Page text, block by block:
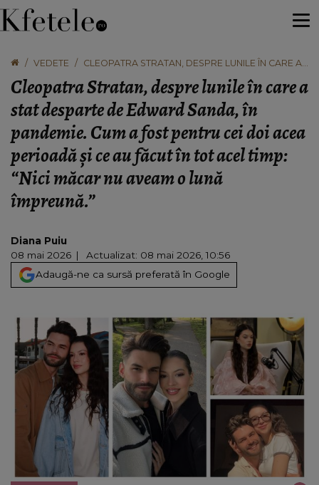
VEDETE
CLEOPATRA STRATAN, DESPRE LUNILE ÎN CARE A
PANDEMIE. CUM A FOST PENTRU CEI DOI ACEA
PERIOADĂ ȘI CE AU FĂCUT ÎN TOT ACEL TIMP: “NICI
MĂCAR NU AVEAM O LUNĂ ÎMPREUNĂ.”
Cleopatra Stratan, despre lunile în care a
stat desparte de Edward Sanda, în
pandemie. Cum a fost pentru cei doi acea
perioadă și ce au făcut în tot acel timp:
“Nici măcar nu aveam o lună
împreună.”
Diana Puiu
08 mai 2026
Actualizat: 08 mai 2026, 10:56
Adaugă-ne ca sursă preferată în Google